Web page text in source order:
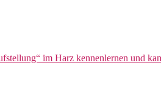
im Harz kennenlernen und